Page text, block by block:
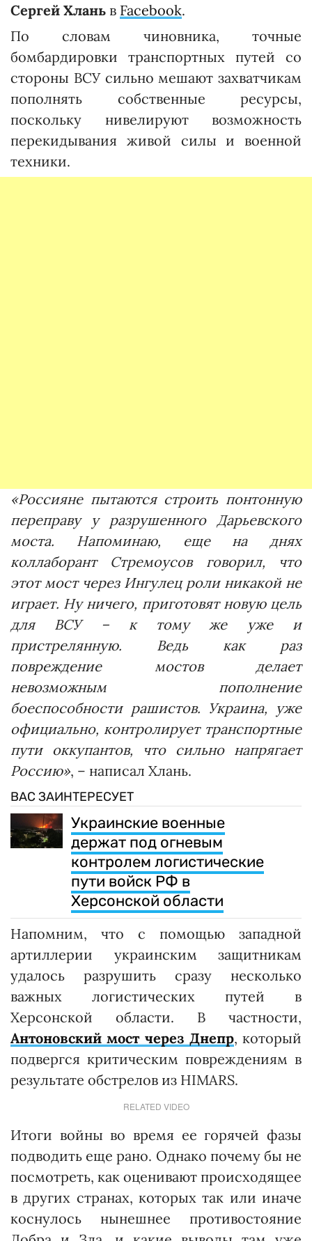
Сергей Хлань в Facebook.
По словам чиновника, точные
бомбардировки транспортных путей со
стороны ВСУ сильно мешают захватчикам
пополнять собственные ресурсы,
поскольку нивелируют возможность
перекидывания живой силы и военной
техники.
«Россияне пытаются строить понтонную
переправу у разрушенного Дарьевского
моста. Напоминаю, еще на днях
коллаборант Стремоусов говорил, что
этот мост через Ингулец роли никакой не
играет. Ну ничего, приготовят новую цель
для ВСУ – к тому же уже и
пристрелянную. Ведь как раз
повреждение мостов делает
невозможным пополнение
боеспособности рашистов. Украина, уже
официально, контролирует транспортные
пути оккупантов, что сильно напрягает
Россию», – написал Хлань.
ВАС ЗАИНТЕРЕСУЕТ
Украинские военные
держат под огневым
контролем логистические
пути войск РФ в
Херсонской области
Напомним, что с помощью западной
артиллерии украинским защитникам
удалось разрушить сразу несколько
важных логистических путей в
Херсонской области. В частности,
Антоновский мост через Днепр, который
подвергся критическим повреждениям в
результате обстрелов из HIMARS.
RELATED VIDEO
Итоги войны во время ее горячей фазы
подводить еще рано. Однако почему бы не
посмотреть, как оценивают происходящее
в других странах, которых так или иначе
коснулось нынешнее противостояние